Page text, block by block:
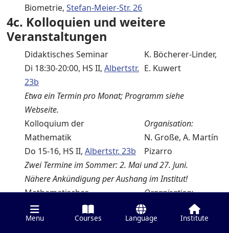
Biometrie, Stefan-Meier-Str. 26
4c. Kolloquien und weitere
Veranstaltungen
Didaktisches Seminar
K. Böcherer-Linder,
E. Kuwert
Di 18:30-20:00, HS II, Albertstr.
23b
Etwa ein Termin pro Monat; Programm siehe
Webseite.
Kolloquium der
Mathematik
Organisation:
N. Große, A. Martín
Pizarro
Do 15-16, HS II, Albertstr. 23b
Zwei Termine im Sommer: 2. Mai und 27. Juni.
Nähere Ankündigung per Aushang im Institut!
Mathematisches
Kolloquium für
Studierende
Organisation:
A. Huber-Klawitter,
M. Junker, A. Martín
Menu Courses Language Institute